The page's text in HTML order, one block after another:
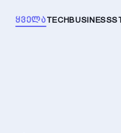
ᲧᲕᲔᲚᲐTECHBUSINESS